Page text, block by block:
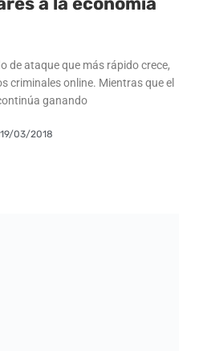
de ataque que más rápido crece,
criminales online. Mientras que el
ganando
19/03/2018